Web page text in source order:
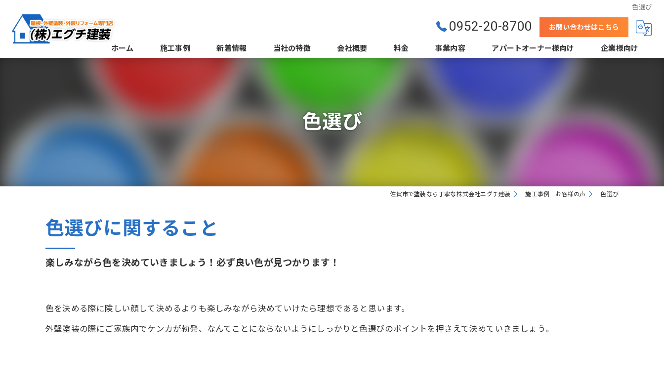
色選び
0952-20-8700 お問い合わせはこちら
ホーム 施工事例 新着情報 当社の特徴 会社概要 料金 事業内容
外装クリーニング
シロアリ対策、防鳥工事とリフォーム
アパートオーナー様向け 企業様向け
色選び
佐賀市で塗装なら丁寧な株式会社エグチ建装 施工事例 お客様の声 色選び
色選びに関すること
楽しみながら色を決めていきましょう！必ず良い色が見つかります！
色を決める際に険しい顔して決めるよりも楽しみながら決めていけたら理想であると思います。
外壁塗装の際にご家族内でケンカが勃発、なんてことにならないようにしっかりと色選びのポイントを押さえて決めていきましょう。